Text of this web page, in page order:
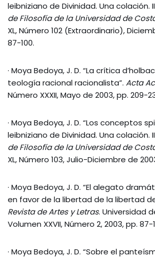
leibniziano de Divinidad. Una colación.
de Filosofía de la Universidad de
XL, Número 102 (Extraordinario),
87-100.
· Moya Bedoya, J. D. “La crítica
teología racional racionalista”. Acta
Número XXXII, Mayo de 2003, pp. 209-
· Moya Bedoya, J. D. “Los conceptos
leibniziano de Divinidad. Una colación.
de Filosofía de la Universidad de
XL, Número 103, Julio-Diciembre de
· Moya Bedoya, J. D. “El alegato
en favor de la libertad de la libertad
Revista de Artes y Letras. Universidad
Volumen XXVII, Número 2, 2003, pp. 87-
· Moya Bedoya, J. D. “Sobre el